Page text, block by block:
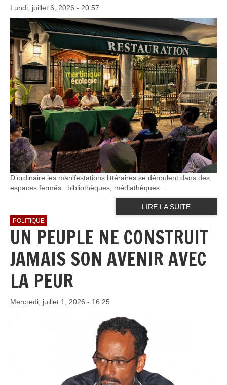
Lundi, juillet 6, 2026 - 20:57
D’ordinaire les manifestations littéraires se déroulent dans des
espaces fermés : bibliothèques, médiathèques…
LIRE LA SUITE
POLITIQUE
UN PEUPLE NE CONSTRUIT
JAMAIS SON AVENIR AVEC
LA PEUR
Mercredi, juillet 1, 2026 - 16:25